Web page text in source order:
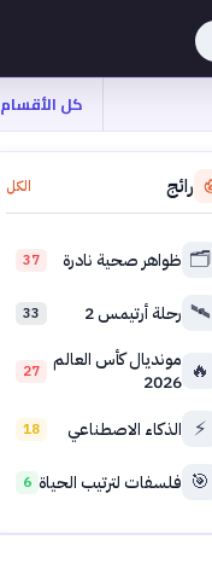
كل الأقسام
رائج الكل
🗂️ ظواهر صحية نادرة 37
🛰️ رحلة أرتيمس 2 33
🔥 مونديال كأس العالم
2026
27
⚡ الذكاء الاصطناعي 18
🎯 فلسفات لترتيب الحياة 6